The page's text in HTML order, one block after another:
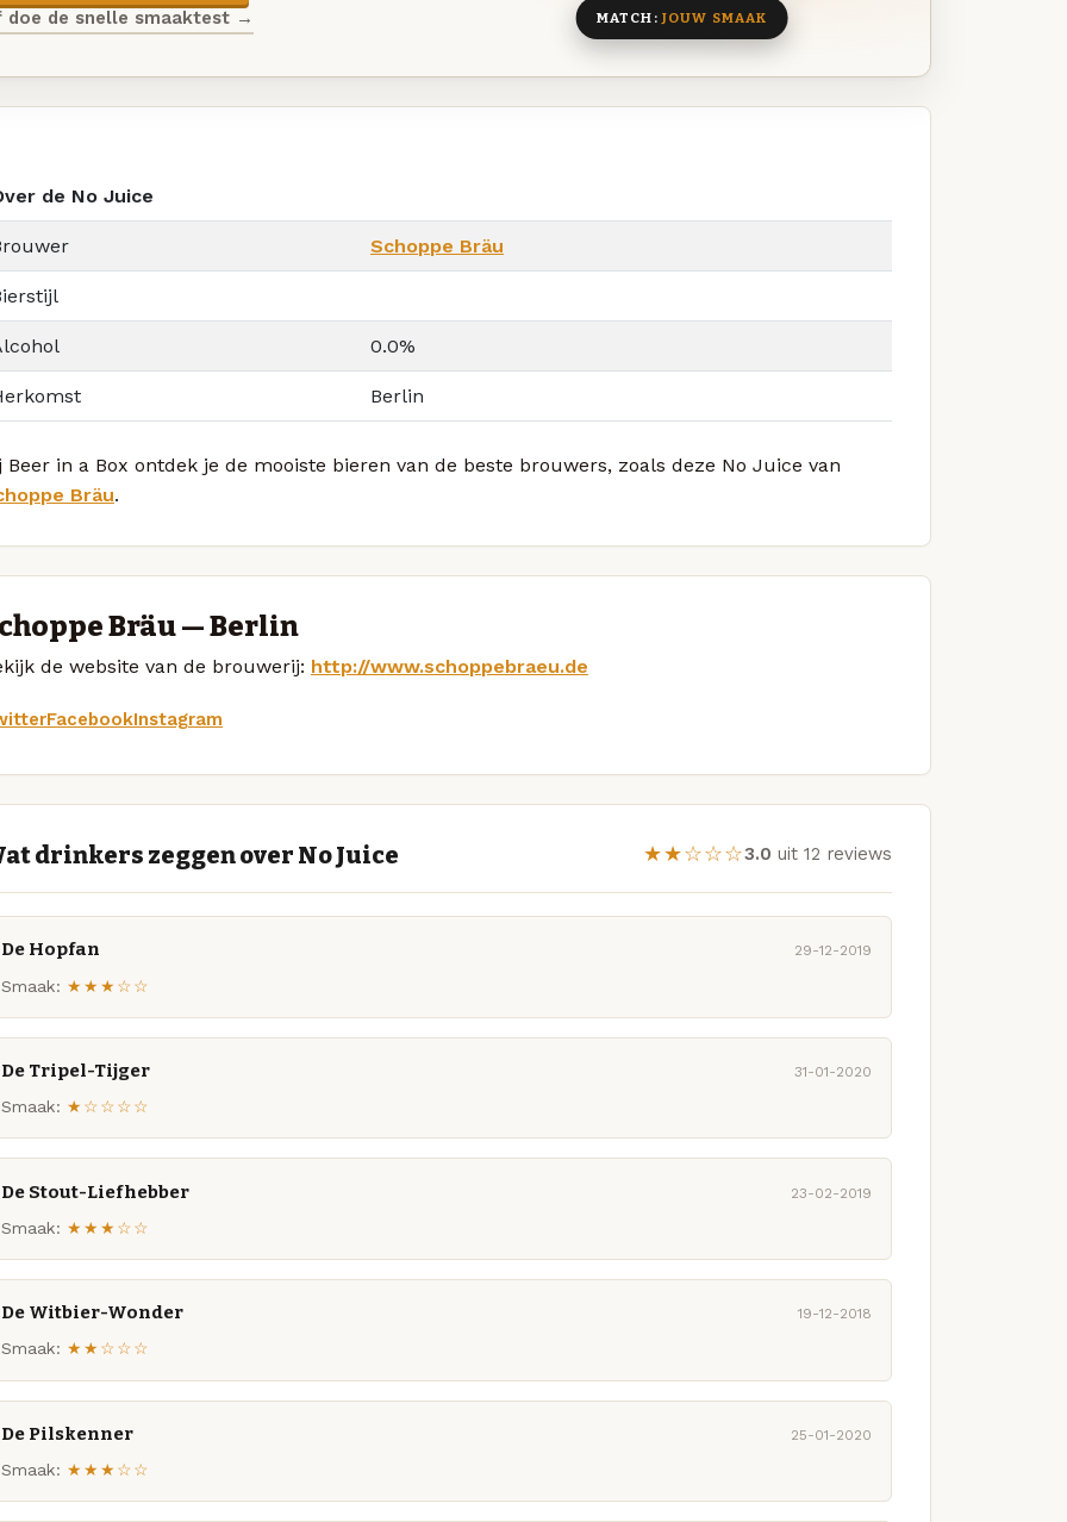
doe de snelle smaaktest → MATCH: JOUW SMAAK
de No Juice
Schoppe Bräu
0.0%
Berlin
Beer in a Box ontdek je de mooiste bieren van de beste brouwers, zoals deze No Juice van
Bräu.
Bräu — Berlin
de website van de brouwerij: http://www.schoppebraeu.de
FacebookInstagram
drinkers zeggen over No Juice ★★☆☆☆3.0 uit 12 reviews
De Hopfan 29-12-2019
Smaak: ★★★☆☆
De Tripel-Tijger 31-01-2020
Smaak: ★☆☆☆☆
De Stout-Liefhebber 23-02-2019
Smaak: ★★★☆☆
De Witbier-Wonder 19-12-2018
Smaak: ★★☆☆☆
De Pilskenner 25-01-2020
Smaak: ★★★☆☆